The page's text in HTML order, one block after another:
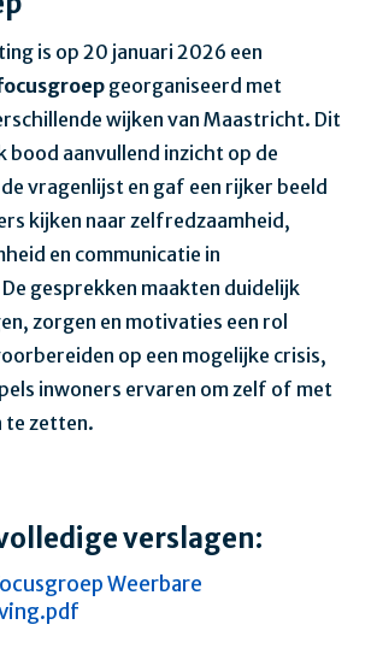
is op 20 januari 2026 een
georganiseerd met
wijken van Maastricht. Dit
bood aanvullend inzicht op de
vragenlijst en gaf een rijker beeld
kijken naar zelfredzaamheid,
en communicatie in
gesprekken maakten duidelijk
zorgen en motivaties een rol
op een mogelijke crisis,
inwoners ervaren om zelf of met
te zetten.
verslagen:
Weerbare